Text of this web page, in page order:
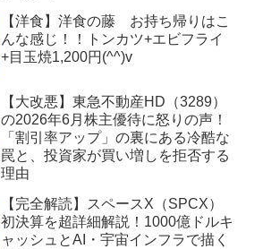
【洋食】洋食の藤 お持ち帰りはこ
んな感じ！！トンカツ+エビフライ
+目玉焼1,200円(^^)v
【大改悪】東急不動産HD（3289）
の2026年6月株主優待に怒りの声！
「割引率アップ」の裏にある冷酷な
罠と、投資家が買い増しを拒否する
理由
【完全解読】スペースX（SPCX）
初決算を超詳細解説！1000億ドルキ
ャッシュとAI・宇宙インフラで描く